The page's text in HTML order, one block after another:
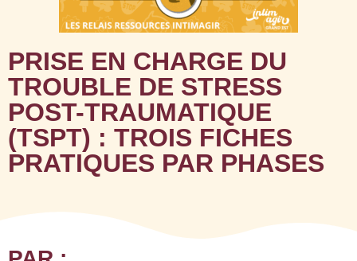
PRISE EN CHARGE DU
TROUBLE DE STRESS
POST-TRAUMATIQUE
(TSPT) : TROIS FICHES
PRATIQUES PAR PHASES